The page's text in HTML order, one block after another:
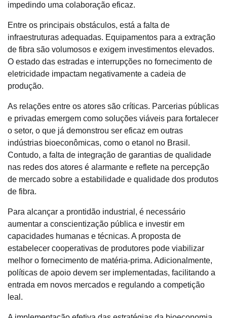
impedindo uma colaboração eficaz.
Entre os principais obstáculos, está a falta de
infraestruturas adequadas. Equipamentos para a extração
de fibra são volumosos e exigem investimentos elevados.
O estado das estradas e interrupções no fornecimento de
eletricidade impactam negativamente a cadeia de
produção.
As relações entre os atores são críticas. Parcerias públicas
e privadas emergem como soluções viáveis para fortalecer
o setor, o que já demonstrou ser eficaz em outras
indústrias bioeconômicas, como o etanol no Brasil.
Contudo, a falta de integração de garantias de qualidade
nas redes dos atores é alarmante e reflete na percepção
de mercado sobre a estabilidade e qualidade dos produtos
de fibra.
Para alcançar a prontidão industrial, é necessário
aumentar a conscientização pública e investir em
capacidades humanas e técnicas. A proposta de
estabelecer cooperativas de produtores pode viabilizar
melhor o fornecimento de matéria-prima. Adicionalmente,
políticas de apoio devem ser implementadas, facilitando a
entrada em novos mercados e regulando a competição
leal.